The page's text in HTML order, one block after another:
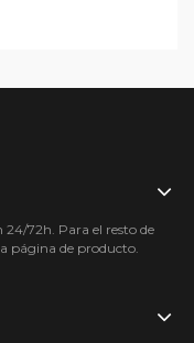
72h. Para el resto de
página de producto.